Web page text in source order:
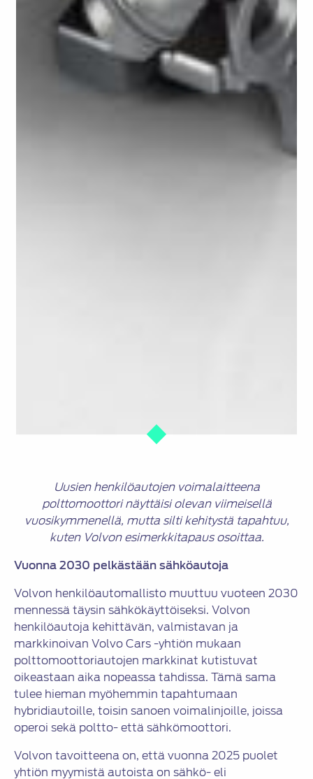
Uusien henkilöautojen voimalaitteena
polttomoottori näyttäisi olevan viimeisellä
vuosikymmenellä, mutta silti kehitystä tapahtuu,
kuten Volvon esimerkkitapaus osoittaa.
Vuonna 2030 pelkästään sähköautoja
Volvon henkilöautomallisto muuttuu vuoteen 2030
mennessä täysin sähkökäyttöiseksi. Volvon
henkilöautoja kehittävän, valmistavan ja
markkinoivan Volvo Cars -yhtiön mukaan
polttomoottoriautojen markkinat kutistuvat
oikeastaan aika nopeassa tahdissa. Tämä sama
tulee hieman myöhemmin tapahtumaan
hybridiautoille, toisin sanoen voimalinjoille, joissa
operoi sekä poltto- että sähkömoottori.
Volvon tavoitteena on, että vuonna 2025 puolet
yhtiön myymistä autoista on sähkö- eli